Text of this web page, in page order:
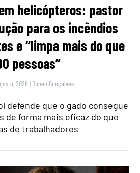
helicópteros: pastor
para os incêndios
e “limpa mais do que
pessoas”
2026 | Rubén Gonçalves
defende que o gado consegue
de forma mais eficaz do que
de trabalhadores